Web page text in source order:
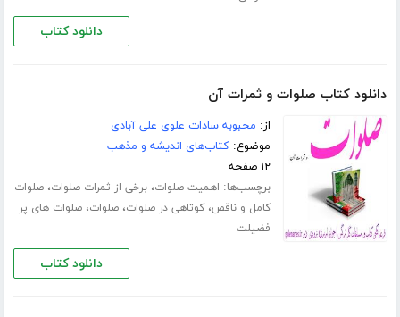
دانلود کتاب
دانلود کتاب صلوات و ثمرات آن
از: محبوبه سادات علوی علی آبادی
موضوع:کتاب‌های اندیشه و مذهب
۱۲ صفحه
برچسب‌ها: اهمیت صلوات،برخی از ثمرات صلوات،صلوات
کامل و ناقص،کوتاهی در صلوات،صلوات،صلوات های پر
فضیلت
دانلود کتاب